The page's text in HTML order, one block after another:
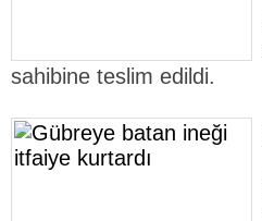
sahibine teslim edildi.